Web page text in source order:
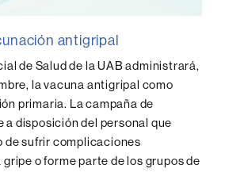
antigripal
de Salud de la UAB administrará,
la vacuna antigripal como
primaria. La campaña de
a disposición del personal que
de sufrir complicaciones
o forme parte de los grupos de